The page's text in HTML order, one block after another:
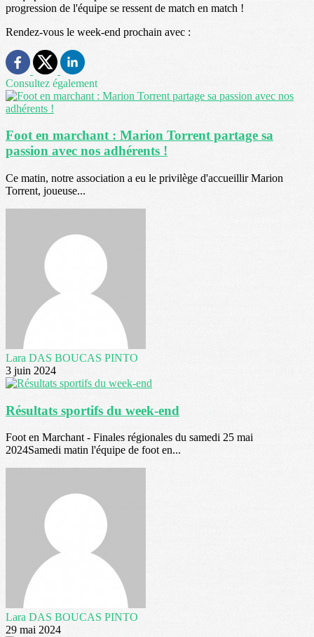
progression de l'équipe se ressent de match en match !
Rendez-vous le week-end prochain avec :
Consultez également
Foot en marchant : Marion Torrent partage sa
passion avec nos adhérents !
Ce matin, notre association a eu le privilège d'accueillir Marion
Torrent, joueuse...
Lara DAS BOUCAS PINTO
3 juin 2024
Résultats sportifs du week-end
Foot en Marchant - Finales régionales du samedi 25 mai
2024Samedi matin l'équipe de foot en...
Lara DAS BOUCAS PINTO
29 mai 2024